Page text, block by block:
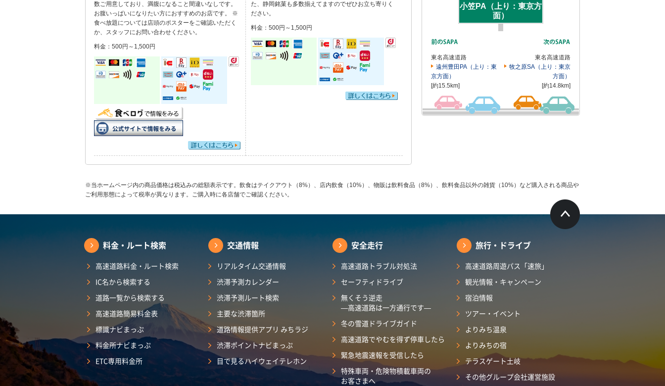
数ご用意しており、満腹になること間違いなしです。
お腹いっぱいになりたい方におすすめのお店です。 ※
食べ放題については店頭のポスターをご確認いただく
か、スタッフにお問い合わせください。
料金：500円～1,500円
た、静岡銘菓も多数揃えてますのでぜひお立ち寄りく
ださい。
料金：500円～1,500円
小笠PA（上り：東京方
面）
東名高速道路
遠州豊田PA（上り：東
京方面）
[約15.5km]
東名高速道路
牧之原SA（上り：東京
方面）
[約14.8km]
※当ホームページ内の商品価格は税込みの総額表示です。飲食はテイクアウト（8%）、店内飲食（10%）、物販は飲料食品（8%）、飲料食品以外の雑貨（10%）など購入される商品や
ご利用形態によって税率が異なります。ご購入時に各店舗でご確認ください。
料金・ルート検索
高速道路料金・ルート検索
IC名から検索する
道路一覧から検索する
高速道路簡易料金表
標識ナビまっぷ
料金所ナビまっぷ
ETC専用料金所
交通情報
リアルタイム交通情報
渋滞予測カレンダー
渋滞予測ルート検索
主要な渋滞箇所
道路情報提供アプリ みちラジ
渋滞ポイントナビまっぷ
目で見るハイウェイテレホン
安全走行
高速道路トラブル対処法
セーフティドライブ
無くそう逆走
―高速道路は一方通行です―
冬の雪道ドライブガイド
高速道路でやむを得ず停車したら
緊急地震速報を受信したら
特殊車両・危険物積載車両の
お客さまへ
旅行・ドライブ
高速道路周遊パス「速旅」
観光情報・キャンペーン
宿泊情報
ツアー・イベント
よりみち温泉
よりみちの宿
テラスゲート土岐
その他グループ会社運営施設